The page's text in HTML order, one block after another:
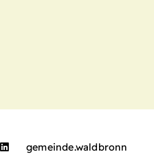
gemeinde.waldbronn